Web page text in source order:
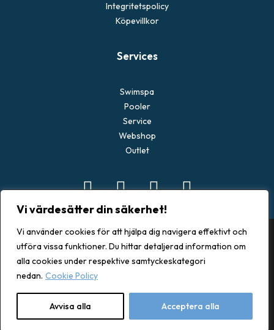
Vi värdesätter din säkerhet!
Vi använder cookies för att hjälpa dig navigera effektivt och
utföra vissa funktioner. Du hittar detaljerad information om
alla cookies under respektive samtyckeskategori
nedan. Cookie Policy
Avvisa alla Acceptera alla
Integritetspolicy
Köpevillkor
Services
Swimspa
Pooler
Service
Webshop
Outlet
© 2026 Spacenter Göteborg. All rights reserved